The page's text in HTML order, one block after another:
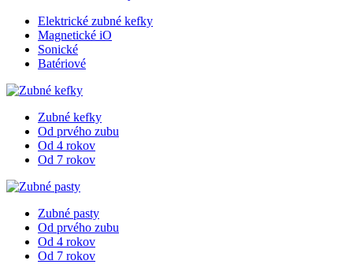
Elektrické zubné kefky
Magnetické iO
Sonické
Batériové
Zubné kefky
Od prvého zubu
Od 4 rokov
Od 7 rokov
Zubné pasty
Od prvého zubu
Od 4 rokov
Od 7 rokov